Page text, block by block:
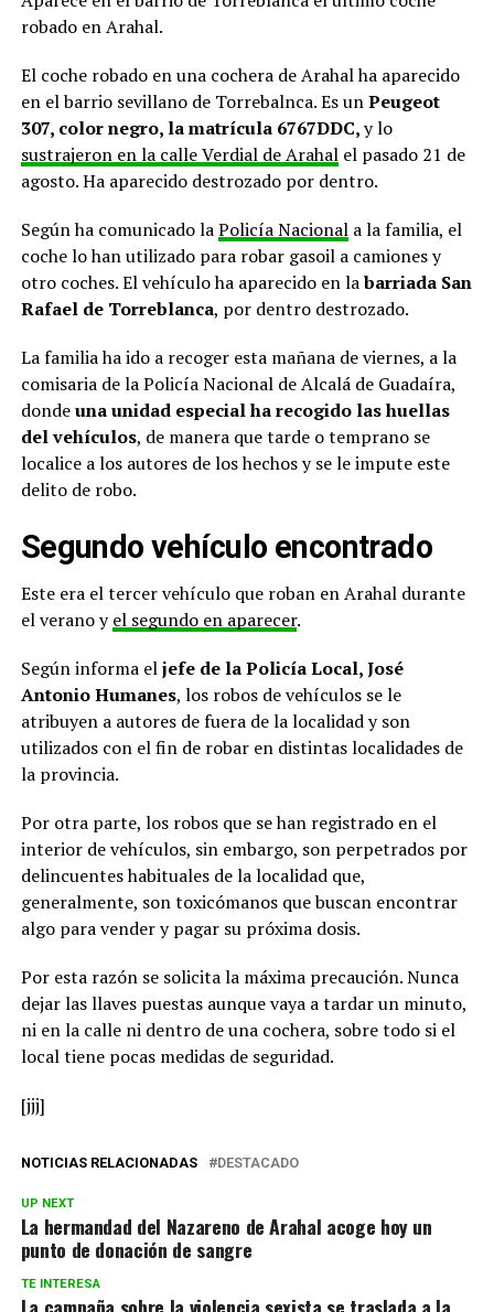
robado en Arahal.
El coche robado en una cochera de Arahal ha aparecido
en el barrio sevillano de Torrebalnca. Es unPeugeot
307, color negro, la matrícula 6767DDC,y lo
sustrajeron en la calle Verdial de Arahalel pasado 21 de
agosto. Ha aparecido destrozado por dentro.
Según ha comunicado laPolicía Nacionala la familia, el
coche lo han utilizado para robar gasoil a camiones y
otro coches. El vehículo ha aparecido en labarriada San
Rafael de Torreblanca, por dentro destrozado.
La familia ha ido a recoger esta mañana de viernes, a la
comisaria de la Policía Nacional de Alcalá de Guadaíra,
dondeuna unidad especial ha recogido las huellas
del vehículos, de manera que tarde o temprano se
localice a los autores de los hechos y se le impute este
delito de robo.
Segundo vehículo encontrado
Este era el tercer vehículo que roban en Arahal durante
el verano yel segundo en aparecer.
Según informa eljefe de la Policía Local, José
Antonio Humanes, los robos de vehículos se le
atribuyen a autores de fuera de la localidad y son
utilizados con el fin de robar en distintas localidades de
la provincia.
Por otra parte, los robos que se han registrado en el
interior de vehículos, sin embargo, son perpetrados por
delincuentes habituales de la localidad que,
generalmente, son toxicómanos que buscan encontrar
algo para vender y pagar su próxima dosis.
Por esta razón se solicita la máxima precaución. Nunca
dejar las llaves puestas aunque vaya a tardar un minuto,
ni en la calle ni dentro de una cochera, sobre todo si el
local tiene pocas medidas de seguridad.
[jjj]
NOTICIAS RELACIONADAS DESTACADO
UP NEXT
La hermandad del Nazareno de Arahal acoge hoy un
punto de donación de sangre
TE INTERESA